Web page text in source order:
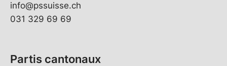
info@pssuisse.ch
031 329 69 69
Partis cantonaux